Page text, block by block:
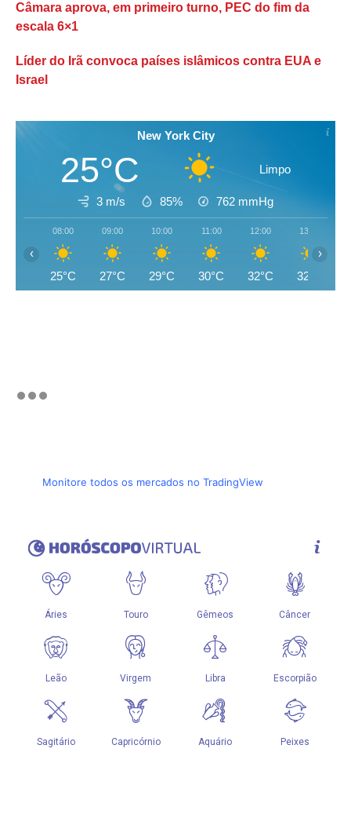
Câmara aprova, em primeiro turno, PEC do fim da
escala 6×1
Líder do Irã convoca países islâmicos contra EUA e
Israel
New York City
25°C Limpo
3 m/s 85% 762 mmHg
08:00
25°C
09:00
27°C
10:00
29°C
11:00
30°C
12:00
32°C
13:00
32°C
‹ ›
Monitore todos os mercados no TradingView